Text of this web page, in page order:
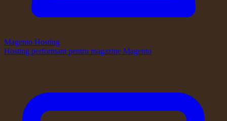
Magento Hosting
Hosting performant pentru magazine Magento